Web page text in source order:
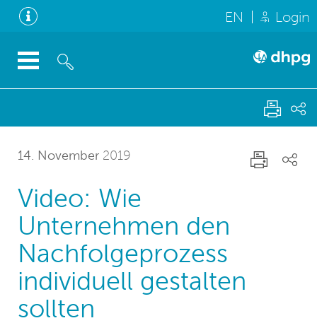
EN Login
14. November 2019
Video: Wie
Unternehmen den
Nachfolgeprozess
individuell gestalten
sollten